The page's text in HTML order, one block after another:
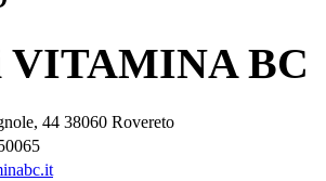
VITAMINA BC
44 38060 Rovereto